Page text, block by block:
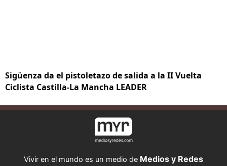
Sigüenza da el pistoletazo de salida a la II Vuelta
Ciclista Castilla-La Mancha LEADER
Vivir en el mundo es un medio de Medios y Redes